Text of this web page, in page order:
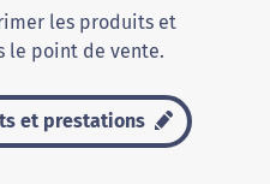
les produits et
le point de vente.
et prestations